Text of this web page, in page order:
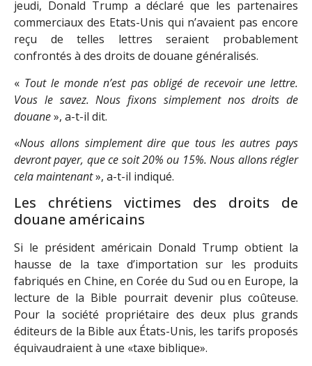
jeudi, Donald Trump a déclaré que les partenaires
commerciaux des Etats-Unis qui n’avaient pas encore
reçu de telles lettres seraient probablement
confrontés à des droits de douane généralisés.
« Tout le monde n’est pas obligé de recevoir une lettre.
Vous le savez. Nous fixons simplement nos droits de
douane», a-t-il dit.
«Nous allons simplement dire que tous les autres pays
devront payer, que ce soit 20% ou 15%. Nous allons régler
cela maintenant», a-t-il indiqué.
Les chrétiens victimes des droits de
douane américains
Si le président américain Donald Trump obtient la
hausse de la taxe d’importation sur les produits
fabriqués en Chine, en Corée du Sud ou en Europe, la
lecture de la Bible pourrait devenir plus coûteuse.
Pour la société propriétaire des deux plus grands
éditeurs de la Bible aux États-Unis, les tarifs proposés
équivaudraient à une «taxe biblique».